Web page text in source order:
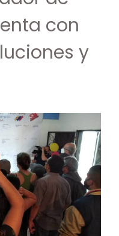
con
y